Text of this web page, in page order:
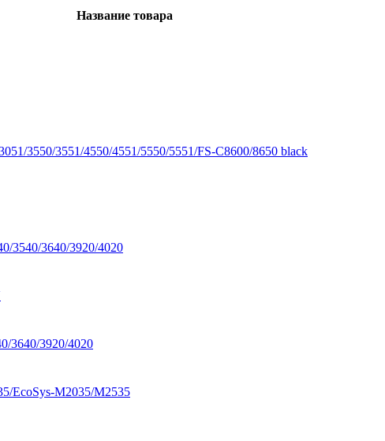
Название товара
3550/3551/4550/4551/5550/5551/FS-C8600/8650 black
3540/3640/3920/4020
3640/3920/4020
EcoSys-M2035/M2535